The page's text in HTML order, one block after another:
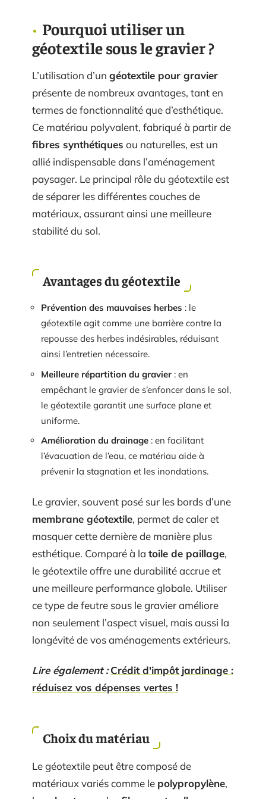
Pourquoi utiliser un
géotextile sous le gravier ?
L’utilisation d’un géotextile pour gravier
présente de nombreux avantages, tant en
termes de fonctionnalité que d’esthétique.
Ce matériau polyvalent, fabriqué à partir de
fibres synthétiques ou naturelles, est un
allié indispensable dans l’aménagement
paysager. Le principal rôle du géotextile est
de séparer les différentes couches de
matériaux, assurant ainsi une meilleure
stabilité du sol.
Avantages du géotextile
Prévention des mauvaises herbes : le
géotextile agit comme une barrière contre la
repousse des herbes indésirables, réduisant
ainsi l’entretien nécessaire.
Meilleure répartition du gravier : en
empêchant le gravier de s’enfoncer dans le sol,
le géotextile garantit une surface plane et
uniforme.
Amélioration du drainage : en facilitant
l’évacuation de l’eau, ce matériau aide à
prévenir la stagnation et les inondations.
Le gravier, souvent posé sur les bords d’une
membrane géotextile, permet de caler et
masquer cette dernière de manière plus
esthétique. Comparé à la toile de paillage,
le géotextile offre une durabilité accrue et
une meilleure performance globale. Utiliser
ce type de feutre sous le gravier améliore
non seulement l’aspect visuel, mais aussi la
longévité de vos aménagements extérieurs.
Lire également : Crédit d'impôt jardinage :
réduisez vos dépenses vertes !
Choix du matériau
Le géotextile peut être composé de
matériaux variés comme le polypropylène,